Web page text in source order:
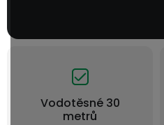
Vodotěsné 30
metrů